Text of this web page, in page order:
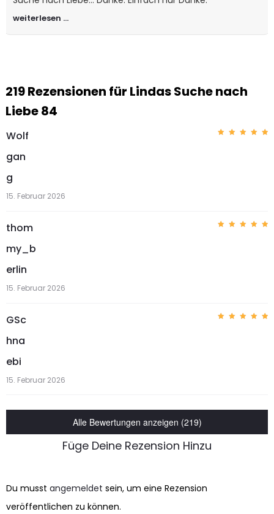
weiterlesen …
219 Rezensionen für Lindas Suche nach
Liebe 84
Wolf
gan
g
15. Februar 2026
thom
my_b
erlin
15. Februar 2026
GSc
hna
ebi
15. Februar 2026
Alle Bewertungen anzeigen (219)
Füge Deine Rezension Hinzu
Du musst angemeldet sein, um eine Rezension
veröffentlichen zu können.